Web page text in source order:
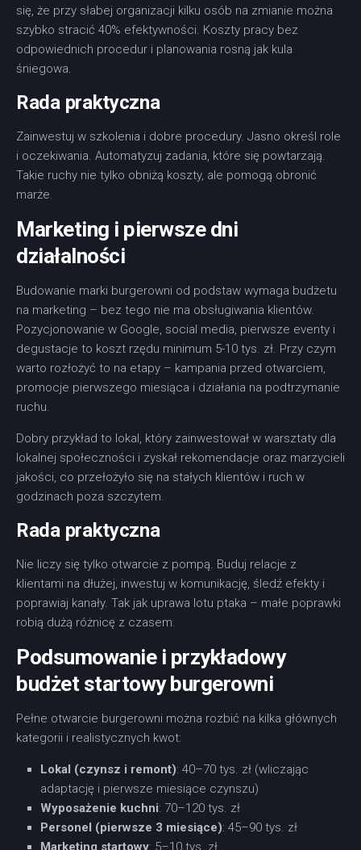
się, że przy słabej organizacji kilku osób na zmianie można
szybko stracić 40% efektywności. Koszty pracy bez
odpowiednich procedur i planowania rosną jak kula
śniegowa.
Rada praktyczna
Zainwestuj w szkolenia i dobre procedury. Jasno określ role
i oczekiwania. Automatyzuj zadania, które się powtarzają.
Takie ruchy nie tylko obniżą koszty, ale pomogą obronić
marże.
Marketing i pierwsze dni
działalności
Budowanie marki burgerowni od podstaw wymaga budżetu
na marketing – bez tego nie ma obsługiwania klientów.
Pozycjonowanie w Google, social media, pierwsze eventy i
degustacje to koszt rzędu minimum 5-10 tys. zł. Przy czym
warto rozłożyć to na etapy – kampania przed otwarciem,
promocje pierwszego miesiąca i działania na podtrzymanie
ruchu.
Dobry przykład to lokal, który zainwestował w warsztaty dla
lokalnej społeczności i zyskał rekomendacje oraz marzycieli
jakości, co przełożyło się na stałych klientów i ruch w
godzinach poza szczytem.
Rada praktyczna
Nie liczy się tylko otwarcie z pompą. Buduj relacje z
klientami na dłużej, inwestuj w komunikację, śledź efekty i
poprawiaj kanały. Tak jak uprawa lotu ptaka – małe poprawki
robią dużą różnicę z czasem.
Podsumowanie i przykładowy
budżet startowy burgerowni
Pełne otwarcie burgerowni można rozbić na kilka głównych
kategorii i realistycznych kwot:
Lokal (czynsz i remont): 40–70 tys. zł (wliczając
adaptację i pierwsze miesiące czynszu)
Wyposażenie kuchni: 70–120 tys. zł
Personel (pierwsze 3 miesiące): 45–90 tys. zł
Marketing startowy: 5–10 tys. zł